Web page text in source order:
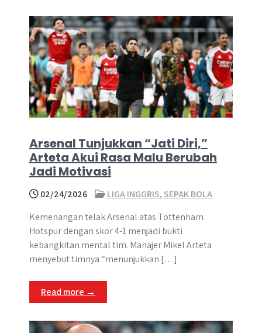
Arsenal Tunjukkan “Jati Diri,”
Arteta Akui Rasa Malu Berubah
Jadi Motivasi
02/24/2026 LIGA INGGRIS, SEPAK BOLA
Kemenangan telak Arsenal atas Tottenham
Hotspur dengan skor 4-1 menjadi bukti
kebangkitan mental tim. Manajer Mikel Arteta
menyebut timnya “menunjukkan […]
Read more →